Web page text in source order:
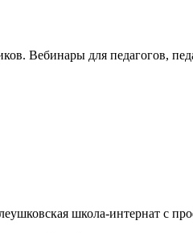
Вебинары для педагогов,
школа-интернат с